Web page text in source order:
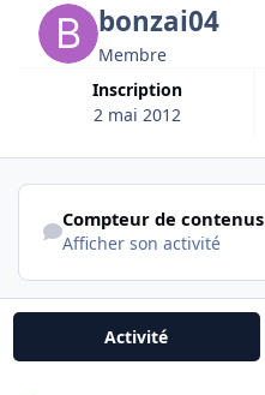
bonzai04
Membre
Inscription
2 mai 2012
Afficher son activité
Compteur de contenus
Afficher son activité
Activité